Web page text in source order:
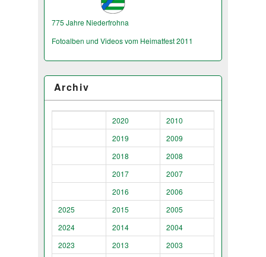
775 Jahre Niederfrohna
Fotoalben und Videos vom Heimatfest 2011
Archiv
2020
2010
2019
2009
2018
2008
2017
2007
2016
2006
2025
2015
2005
2024
2014
2004
2023
2013
2003